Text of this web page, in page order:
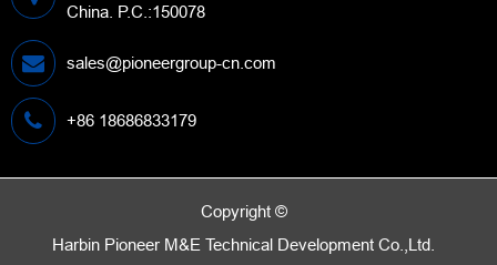
China. P.C.:150078
sales@pioneergroup-cn.com
+86 18686833179
Copyright ©
Harbin Pioneer M&E Technical Development Co.,Ltd.